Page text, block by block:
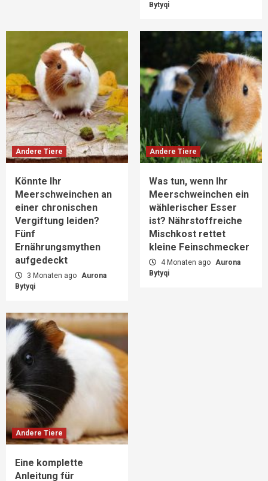
Bytyqi
Andere Tiere
Könnte Ihr
Meerschweinchen an
einer chronischen
Vergiftung leiden?
Fünf
Ernährungsmythen
aufgedeckt
3 Monaten ago Aurona
Bytyqi
Andere Tiere
Was tun, wenn Ihr
Meerschweinchen ein
wählerischer Esser
ist? Nährstoffreiche
Mischkost rettet
kleine Feinschmecker
4 Monaten ago Aurona
Bytyqi
Andere Tiere
Eine komplette
Anleitung für